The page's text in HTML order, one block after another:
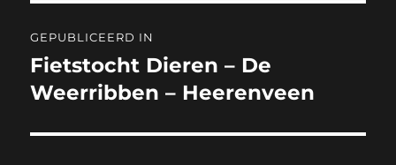
navigatie
GEPUBLICEERD IN
Fietstocht Dieren – De
Weerribben – Heerenveen